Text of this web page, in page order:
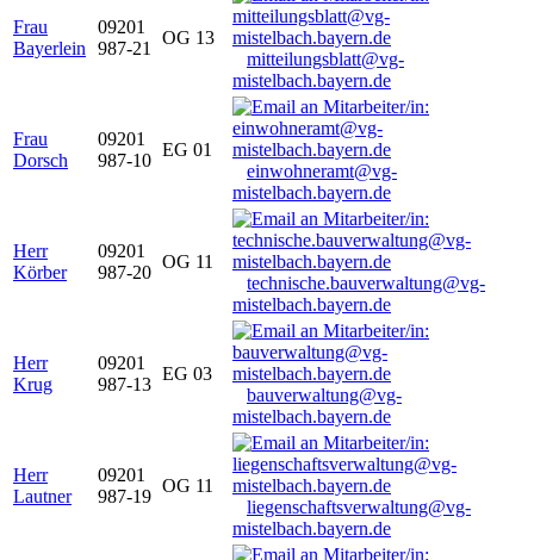
Frau
Bayerlein
09201
987-21
OG 13
mitteilungsblatt@vg-
mistelbach.bayern.de
Frau
Dorsch
09201
987-10
EG 01
einwohneramt@vg-
mistelbach.bayern.de
Herr
Körber
09201
987-20
OG 11
technische.bauverwaltung@vg-
mistelbach.bayern.de
Herr
Krug
09201
987-13
EG 03
bauverwaltung@vg-
mistelbach.bayern.de
Herr
Lautner
09201
987-19
OG 11
liegenschaftsverwaltung@vg-
mistelbach.bayern.de